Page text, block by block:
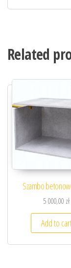
Related
Szambo
5 000,00 zł
Add to